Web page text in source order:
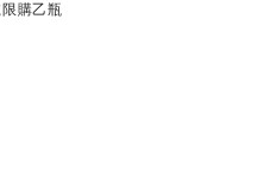
購乙瓶